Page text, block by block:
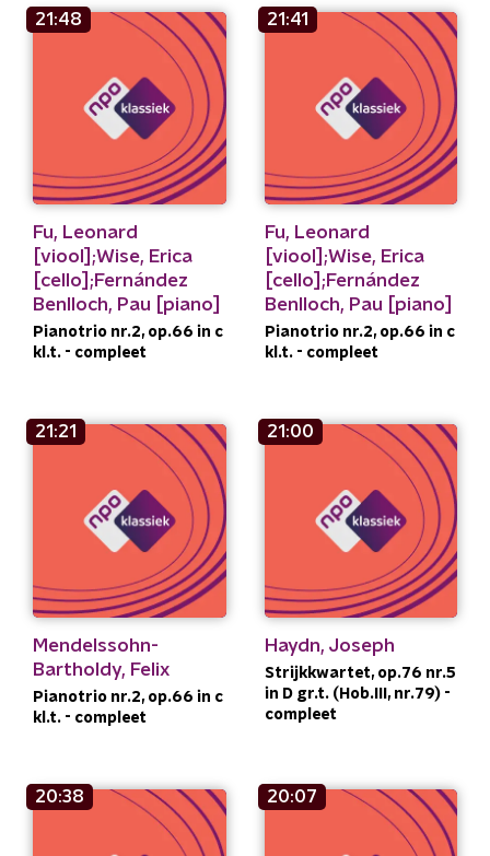
21:48
Fu, Leonard
[viool];Wise, Erica
[cello];Fernández
Benlloch, Pau [piano]
Pianotrio nr.2, op.66 in c
kl.t. - compleet
21:41
Fu, Leonard
[viool];Wise, Erica
[cello];Fernández
Benlloch, Pau [piano]
Pianotrio nr.2, op.66 in c
kl.t. - compleet
21:21
Mendelssohn-
Bartholdy, Felix
Pianotrio nr.2, op.66 in c
kl.t. - compleet
21:00
Haydn, Joseph
Strijkkwartet, op.76 nr.5
in D gr.t. (Hob.III, nr.79) -
compleet
20:38 20:07